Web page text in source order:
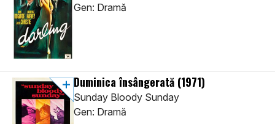
Gen: Dramă
Duminica însângerată (1971)
Sunday Bloody Sunday
Gen: Dramă